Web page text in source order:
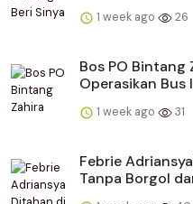
1 week ago 26
Bos PO Bintang
Operasikan Bus
1 week ago 31
Febrie
Tanpa Borgol